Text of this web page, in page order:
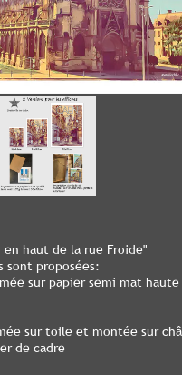
haut de la rue Froide"
sont proposées:
sur papier semi mat
sur toile et montée sur
de cadre